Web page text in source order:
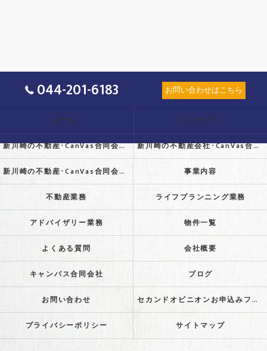
044-201-6183 お問い合わせはこちら
ホーム コンセプト
新川崎の不動産･CanVas合同会社の口コミ情報 新川崎の不動産会社･CanVas合同会社の評判
新川崎の不動産･CanVas合同会社のお客様の声 事業内容
不動産業務 ライフプランニング業務
アドバイザリー業務 物件一覧
よくある質問 会社概要
キャンバス合同会社 ブログ
お問い合わせ セカンドオピニオンお申込みフォーム
プライバシーポリシー サイトマップ